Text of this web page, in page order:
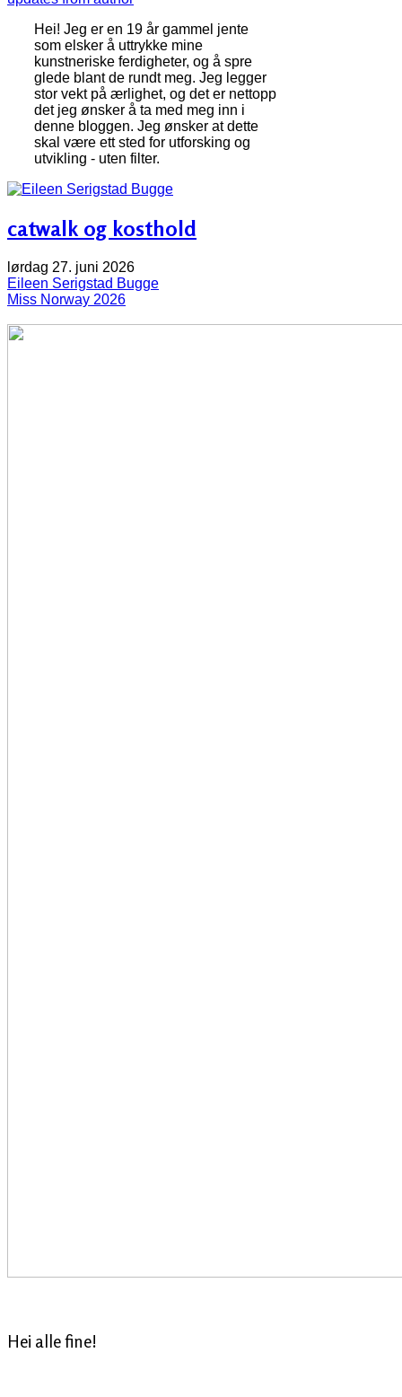
Hei! Jeg er en 19 år gammel jente
som elsker å uttrykke mine
kunstneriske ferdigheter, og å spre
glede blant de rundt meg. Jeg legger
stor vekt på ærlighet, og det er nettopp
det jeg ønsker å ta med meg inn i
denne bloggen. Jeg ønsker at dette
skal være ett sted for utforsking og
utvikling - uten filter.
catwalk og kosthold
lørdag 27. juni 2026
Eileen Serigstad Bugge
Miss Norway 2026
Hei alle fine!